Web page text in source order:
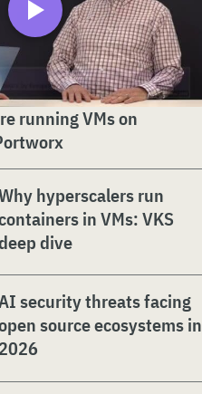
running VMs on
hyperscalers run
in VMs: VKS
dive
security threats facing
source ecosystems in
2026